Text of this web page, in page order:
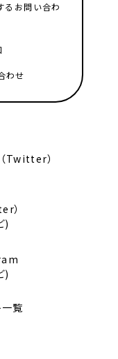
るお問い合わ
わせ
Twitter）
）
)
)
覧